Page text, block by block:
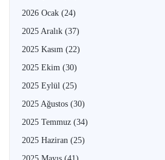
2026 Ocak (24)
2025 Aralık (37)
2025 Kasım (22)
2025 Ekim (30)
2025 Eylül (25)
2025 Ağustos (30)
2025 Temmuz (34)
2025 Haziran (25)